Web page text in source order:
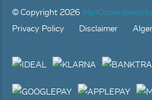
© Copyright 2026
Privacy Policy
Disclaimer